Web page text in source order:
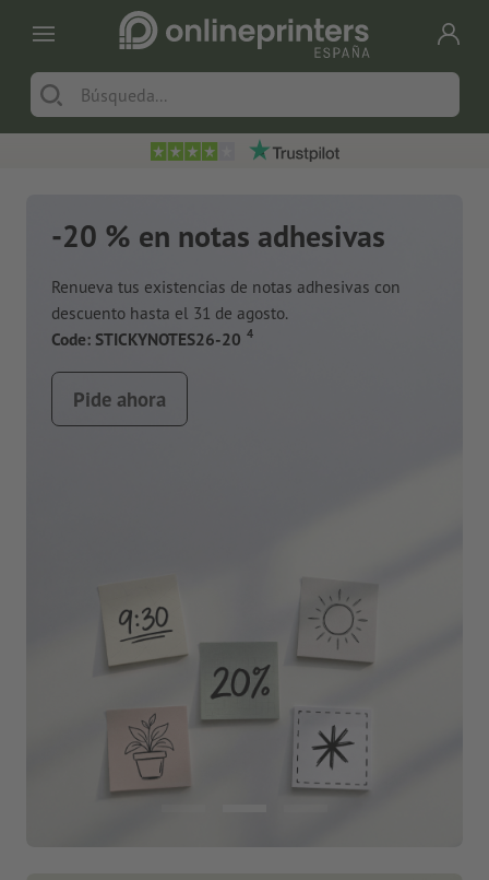
Nuevos cuadernos de notas
Con innovadores materiales como restos de
manzanas y plástico oceánico
Pide ahora